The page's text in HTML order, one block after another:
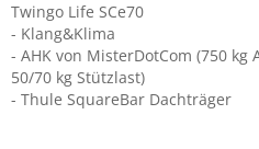
Twingo Life SCe70
- Klang&Klima
- AHK von MisterDotCom (750
50/70 kg Stützlast)
- Thule SquareBar Dachträger